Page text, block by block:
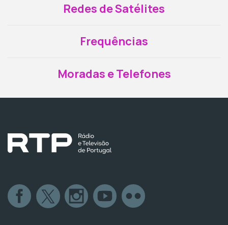
Redes de Satélites
Frequências
Moradas e Telefones